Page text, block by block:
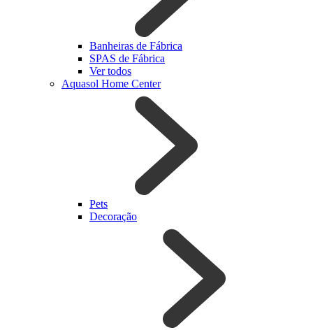
Banheiras de Fábrica
SPAS de Fábrica
Ver todos
Aquasol Home Center
Pets
Decoração